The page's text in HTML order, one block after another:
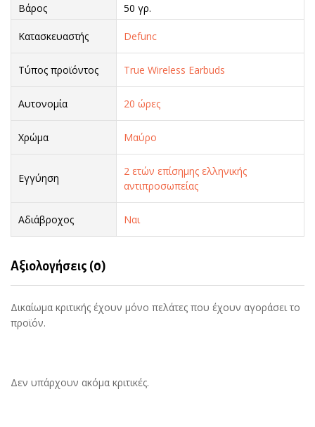
Βάρος 50 γρ.
Κατασκευαστής Defunc
Τύπος προϊόντος True Wireless Earbuds
Αυτονομία 20 ώρες
Χρώμα Μαύρο
Εγγύηση
2 ετών επίσημης ελληνικής
αντιπροσωπείας
Αδιάβροχος Ναι
Αξιολογήσεις (0)
Δικαίωμα κριτικής έχουν μόνο πελάτες που έχουν αγοράσει το
προϊόν.
Δεν υπάρχουν ακόμα κριτικές.